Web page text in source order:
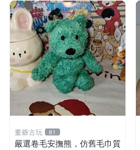
董爺古玩 61
嚴選卷毛安撫熊，仿舊毛巾質